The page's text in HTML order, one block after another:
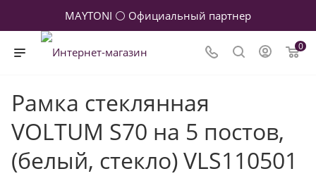
MAYTONI ⚪ Официальный партнер
0
Рамка стеклянная
VOLTUM S70 на 5 постов,
(белый, стекло) VLS110501